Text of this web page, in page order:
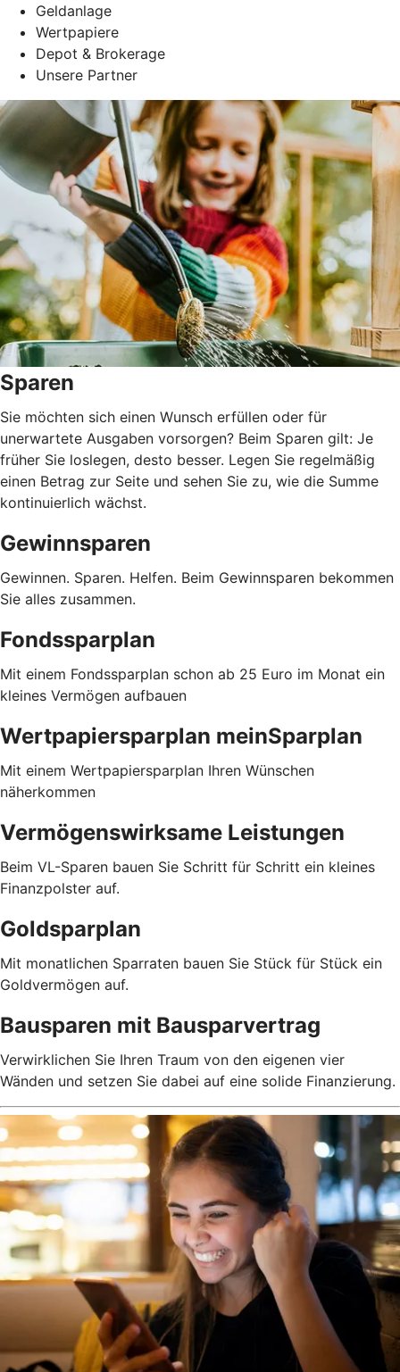
Geldanlage
Wertpapiere
Depot & Brokerage
Unsere Partner
Sparen
Sie möchten sich einen Wunsch erfüllen oder für
unerwartete Ausgaben vorsorgen? Beim Sparen gilt: Je
früher Sie loslegen, desto besser. Legen Sie regelmäßig
einen Betrag zur Seite und sehen Sie zu, wie die Summe
kontinuierlich wächst.
Gewinnsparen
Gewinnen. Sparen. Helfen. Beim Gewinnsparen bekommen
Sie alles zusammen.
Fondssparplan
Mit einem Fondssparplan schon ab 25 Euro im Monat ein
kleines Vermögen aufbauen
Wertpapiersparplan meinSparplan
Mit einem Wertpapiersparplan Ihren Wünschen
näherkommen
Vermögenswirksame Leistungen
Beim VL-Sparen bauen Sie Schritt für Schritt ein kleines
Finanzpolster auf.
Goldsparplan
Mit monatlichen Sparraten bauen Sie Stück für Stück ein
Goldvermögen auf.
Bausparen mit Bausparvertrag
Verwirklichen Sie Ihren Traum von den eigenen vier
Wänden und setzen Sie dabei auf eine solide Finanzierung.